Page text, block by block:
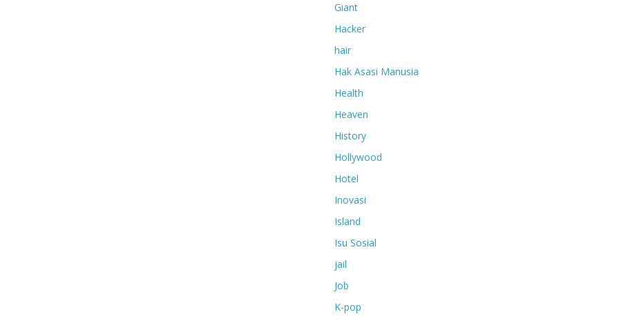
Giant
Hacker
hair
Hak Asasi Manusia
Health
Heaven
History
Hollywood
Hotel
Inovasi
Island
Isu Sosial
jail
Job
K-pop